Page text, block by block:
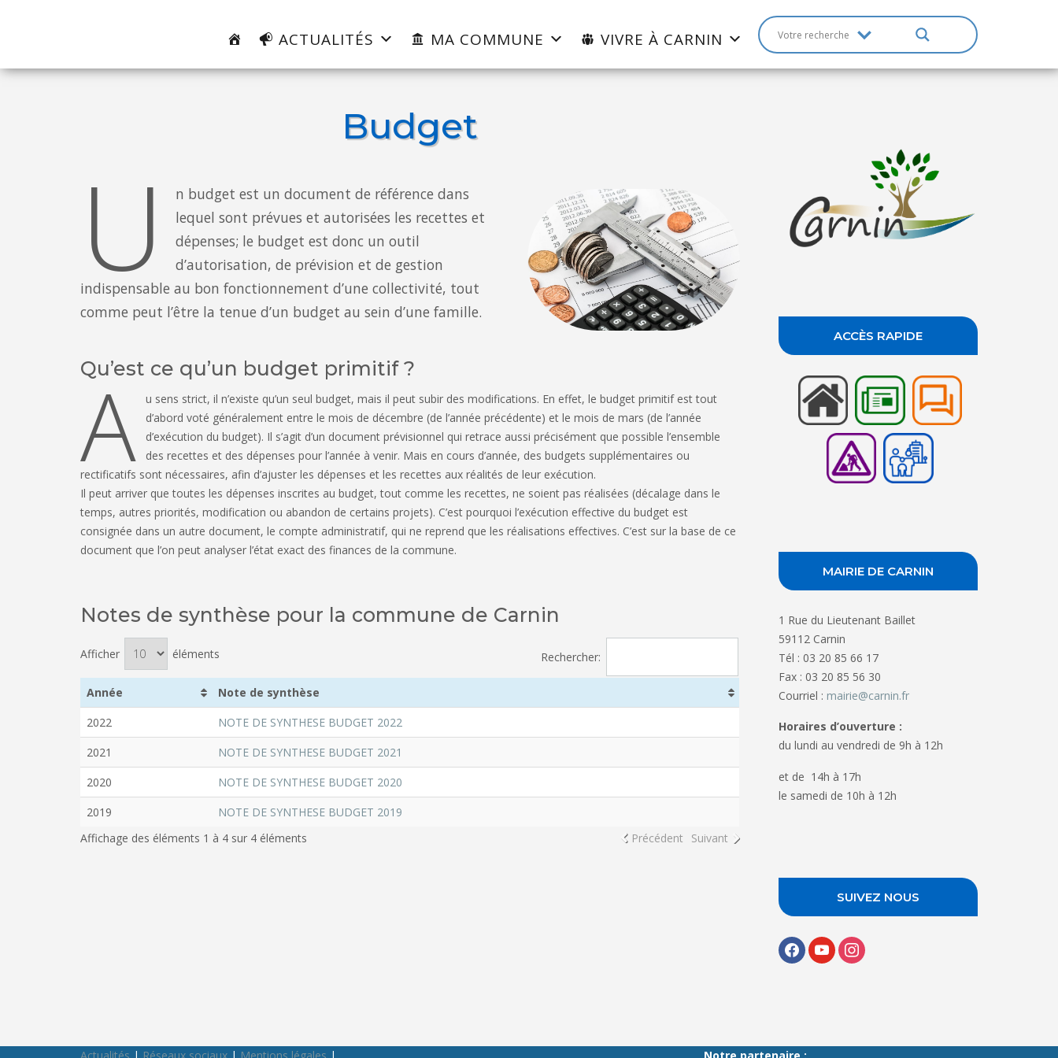
ACTUALITÉS MA COMMUNE VIVRE À CARNIN
Budget
U
n budget est un document de référence dans
lequel sont prévues et autorisées les recettes et
dépenses; le budget est donc un outil
d’autorisation, de prévision et de gestion
indispensable au bon fonctionnement d’une collectivité, tout
comme peut l’être la tenue d’un budget au sein d’une famille.
Qu’est ce qu’un budget primitif ?
A
u sens strict, il n’existe qu’un seul budget, mais il peut subir des modifications. En effet, le budget primitif est tout
d’abord voté généralement entre le mois de décembre (de l’année précédente) et le mois de mars (de l’année
d’exécution du budget). Il s’agit d’un document prévisionnel qui retrace aussi précisément que possible l’ensemble
des recettes et des dépenses pour l’année à venir. Mais en cours d’année, des budgets supplémentaires ou
rectificatifs sont nécessaires, afin d’ajuster les dépenses et les recettes aux réalités de leur exécution.
Il peut arriver que toutes les dépenses inscrites au budget, tout comme les recettes, ne soient pas réalisées (décalage dans le
temps, autres priorités, modification ou abandon de certains projets). C’est pourquoi l’exécution effective du budget est
consignée dans un autre document, le compte administratif, qui ne reprend que les réalisations effectives. C’est sur la base de ce
document que l’on peut analyser l’état exact des finances de la commune.
Notes de synthèse pour la commune de Carnin
Afficher éléments Rechercher:
Année
Note de synthèse
2022
NOTE DE SYNTHESE BUDGET 2022
2021
NOTE DE SYNTHESE BUDGET 2021
2020
NOTE DE SYNTHESE BUDGET 2020
2019
NOTE DE SYNTHESE BUDGET 2019
Affichage des éléments 1 à 4 sur 4 éléments
Précédent Suivant
ACCÈS RAPIDE
MAIRIE DE CARNIN
1 Rue du Lieutenant Baillet
59112 Carnin
Tél : 03 20 85 66 17
Fax : 03 20 85 56 30
Courriel : mairie@carnin.fr
Horaires d’ouverture :
du lundi au vendredi de 9h à 12h
et de 14h à 17h
le samedi de 10h à 12h
SUIVEZ NOUS
facebookyoutubeinstagram
Actualités | Réseaux sociaux | Mentions légales | Notre partenaire :